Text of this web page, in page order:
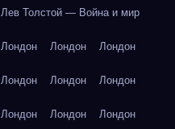
Лев Толстой — Война и мир
Лондон Лондон Лондон
Лондон Лондон Лондон
Лондон Лондон Лондон